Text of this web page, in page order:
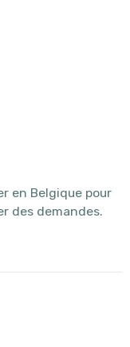
en Belgique pour
des demandes.